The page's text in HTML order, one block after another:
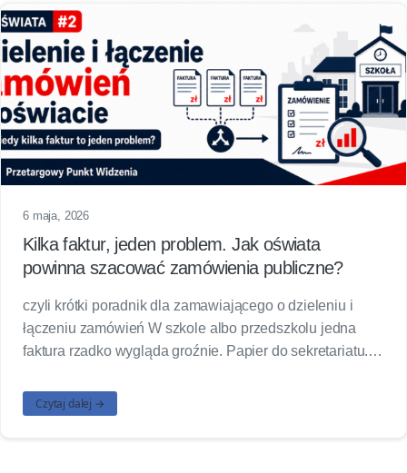
6 maja, 2026
Kilka faktur, jeden problem. Jak oświata
powinna szacować zamówienia publiczne?
czyli krótki poradnik dla zamawiającego o dzieleniu i
łączeniu zamówień W szkole albo przedszkolu jedna
faktura rzadko wygląda groźnie. Papier do sekretariatu.…
Czytaj dalej →